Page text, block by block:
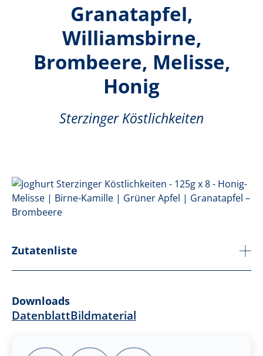
Granatapfel,
Williamsbirne,
Brombeere, Melisse,
Honig
Sterzinger Köstlichkeiten
Zutatenliste
Downloads
DatenblattBildmaterial